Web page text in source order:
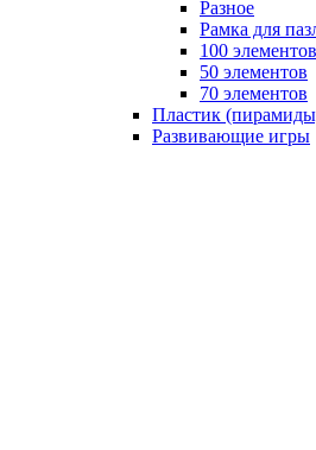
Разное
Рамка для
100 элементов
50 элементов
70 элементов
Пластик
Развивающие игры